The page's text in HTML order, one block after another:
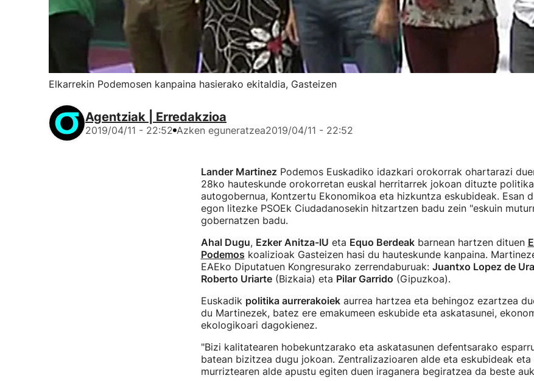
Elkarrekin Podemosen kanpaina hasierako ekitaldia, Gasteizen
Agentziak | Erredakzioa
2019/04/11 - 22:52 Azken eguneratzea2019/04/11 - 22:52
Lander MartinezPodemos Euskadiko idazkari orokorrak ohartarazi
28ko hauteskunde orokorretan euskal herritarrek jokoan dituzte
autogobernua, Kontzertu Ekonomikoa eta hizkuntza eskubideak. Esan
egon litezke PSOEk Ciudadanosekin hitzartzen badu zein "eskuin
gobernatzen badu.
Ahal Dugu, Ezker Anitza-IU eta Equo Berdeakbarnean hartzen dituen
Podemos koalizioak Gasteizen hasi du hauteskunde kanpaina.
EAEko Diputatuen Kongresurako zerrendaburuak: Juantxo Lopez de
Roberto Uriarte(Bizkaia) eta Pilar Garrido (Gipuzkoa).
Euskadik politika aurrerakoiekaurrea hartzea eta behingoz ezartzea
du Martinezek, batez ere emakumeen eskubide eta askatasunei,
ekologikoari dagokienez.
"Bizi kalitatearen hobekuntzarako eta askatasunen defentsarako
batean bizitzea dugu jokoan. Zentralizazioaren alde eta eskubideak eta
murriztearen alde apustu egiten duen iraganera begiratzea da beste